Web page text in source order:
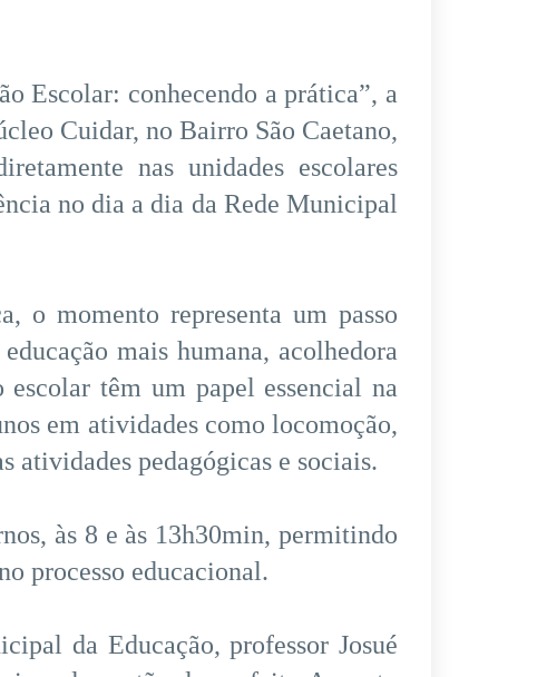
Escolar: conhecendo a prática”, a
Cuidar, no Bairro São Caetano,
nas unidades escolares
no dia a dia da Rede Municipal
o momento representa um passo
mais humana, acolhedora
têm um papel essencial na
em atividades como locomoção,
atividades pedagógicas e sociais.
às 8 e às 13h30min, permitindo
processo educacional.
da Educação, professor Josué